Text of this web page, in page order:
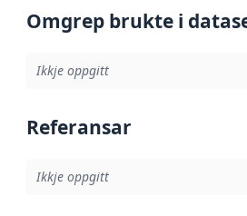
Omgrep brukte i
Ikkje oppgitt
Referansar
Ikkje oppgitt